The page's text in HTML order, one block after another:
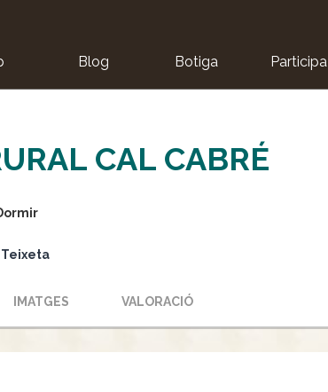
Blog Botiga Participa
CAL CABRÉ
IMATGES VALORACIÓ